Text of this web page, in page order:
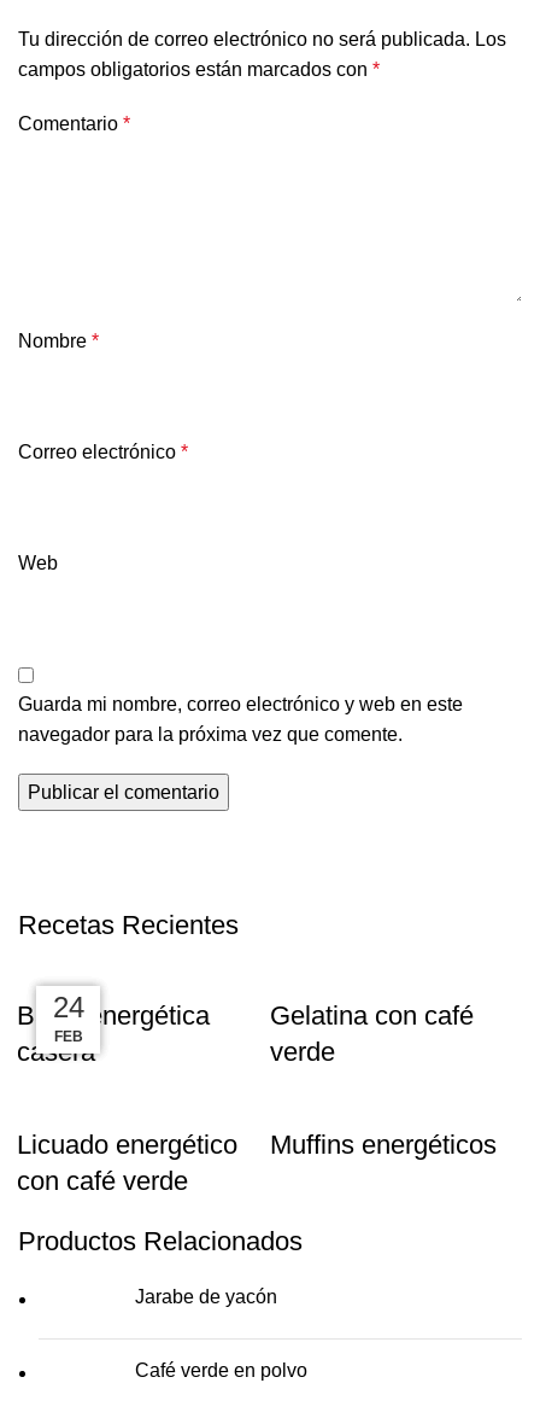
Tu dirección de correo electrónico no será publicada. Los
campos obligatorios están marcados con *
Comentario *
Nombre *
Correo electrónico *
Web
Guarda mi nombre, correo electrónico y web en este
navegador para la próxima vez que comente.
Recetas Recientes
04
JUN
Barra energética
casera
26
ABR
Gelatina con café
verde
24
JUN
Licuado energético
con café verde
24
FEB
Muffins energéticos
Productos Relacionados
Jarabe de yacón
Café verde en polvo